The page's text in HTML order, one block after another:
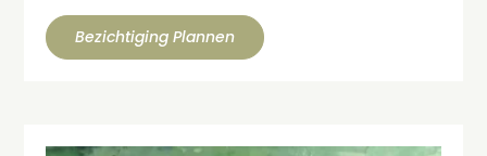
Bezichtiging Plannen